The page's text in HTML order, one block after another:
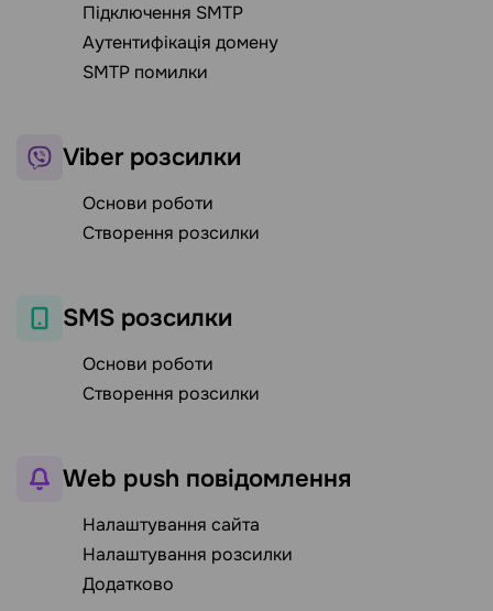
Підключення SMTP
Аутентифікація домену
SMTP помилки
Viber розсилки
Основи роботи
Створення розсилки
SMS розсилки
Основи роботи
Створення розсилки
Web push повідомлення
Налаштування сайта
Налаштування розсилки
Додатково